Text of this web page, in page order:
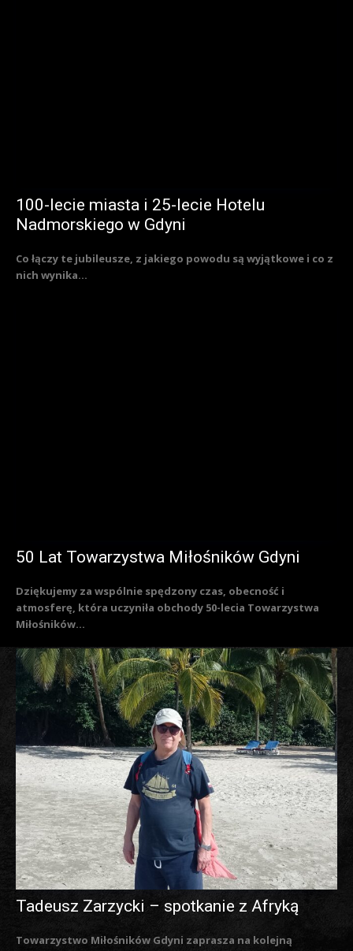
100-lecie miasta i 25-lecie Hotelu
Nadmorskiego w Gdyni
Co łączy te jubileusze, z jakiego powodu są wyjątkowe i co z
nich wynika...
50 Lat Towarzystwa Miłośników Gdyni
Dziękujemy za wspólnie spędzony czas, obecność i
atmosferę, która uczyniła obchody 50-lecia Towarzystwa
Miłośników...
Tadeusz Zarzycki – spotkanie z Afryką
Towarzystwo Miłośników Gdyni zaprasza na kolejną